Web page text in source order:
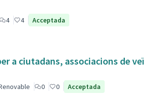
4 4 Acceptada
a ciutadans, associacions de
0 0 Acceptada